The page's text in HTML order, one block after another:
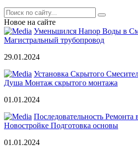
Новое на сайте
Уменьшился Напор Воды в
Магистральный трубопровод
29.01.2024
Установка Скрытого
Душа Монтаж скрытого монтажа
01.01.2024
Последовательность
Новостройке Подготовка основы
01.01.2024